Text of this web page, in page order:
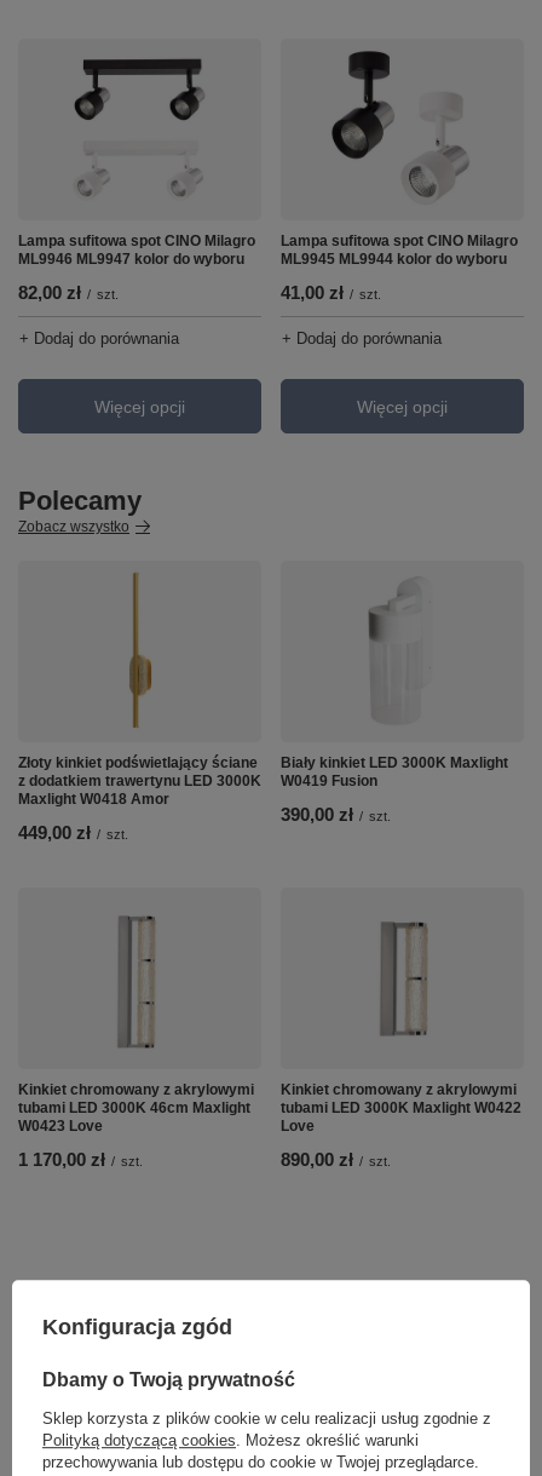
Lampa sufitowa spot CINO Milagro
ML9946 ML9947 kolor do wyboru
82,00 zł / szt.
+ Dodaj do porównania
Więcej opcji
Lampa sufitowa spot CINO Milagro
ML9945 ML9944 kolor do wyboru
41,00 zł / szt.
+ Dodaj do porównania
Więcej opcji
Polecamy
Zobacz wszystko
Złoty kinkiet podświetlający ściane
z dodatkiem trawertynu LED 3000K
Maxlight W0418 Amor
449,00 zł / szt.
Biały kinkiet LED 3000K Maxlight
W0419 Fusion
390,00 zł / szt.
Kinkiet chromowany z akrylowymi
tubami LED 3000K 46cm Maxlight
W0423 Love
1 170,00 zł / szt.
Kinkiet chromowany z akrylowymi
tubami LED 3000K Maxlight W0422
Love
890,00 zł / szt.
Konfiguracja zgód
Dbamy o Twoją prywatność
Sklep korzysta z plików cookie w celu realizacji usług zgodnie z
Polityką dotyczącą cookies . Możesz określić warunki
przechowywania lub dostępu do cookie w Twojej przeglądarce.